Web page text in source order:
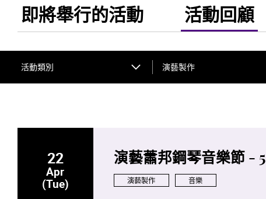
即將舉行的活動 活動回顧
活動類別 演藝製作
22
Apr
(Tue)
演藝蕭邦鋼琴音樂節 - 5
演藝製作 音樂